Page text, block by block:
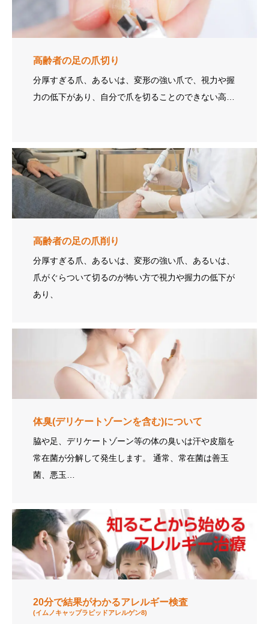
高齢者の足の爪切り
分厚すぎる爪、あるいは、変形の強い爪で、視力や握
力の低下があり、自分で爪を切ることのできない高…
高齢者の足の爪削り
分厚すぎる爪、あるいは、変形の強い爪、あるいは、
爪がぐらついて切るのが怖い方で視力や握力の低下が
あり、
体臭(デリケートゾーンを含む)について
脇や足、デリケートゾーン等の体の臭いは汗や皮脂を
常在菌が分解して発生します。 通常、常在菌は善玉
菌、悪玉…
20分で結果がわかるアレルギー検査
(イムノキャップラピッドアレルゲン8)